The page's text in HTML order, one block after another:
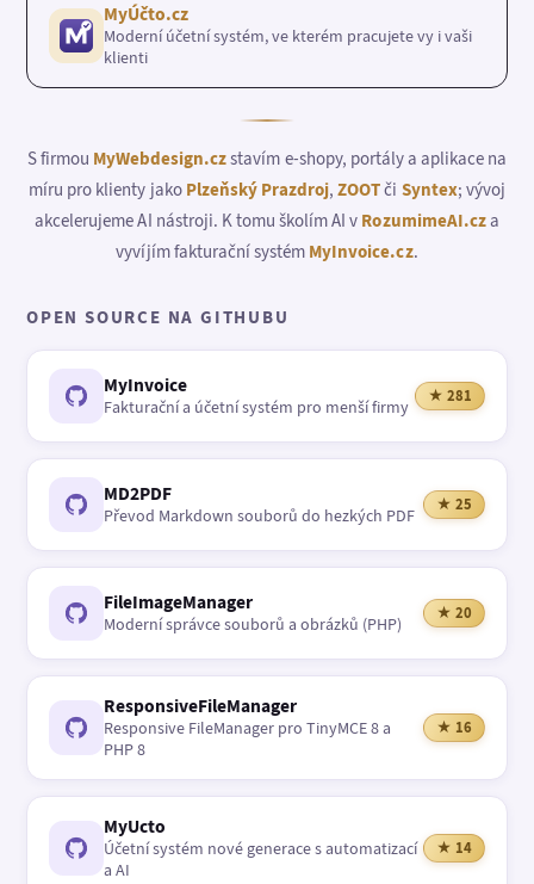
MyÚčto.cz
Moderní účetní systém, ve kterém pracujete vy i vaši
klienti
S firmou MyWebdesign.czstavím e-shopy, portály a aplikace na
míru pro klienty jako Plzeňský Prazdroj,ZOOTči Syntex; vývoj
akcelerujeme AI nástroji. K tomu školím AI v RozumimeAI.cza
vyvíjím fakturační systém MyInvoice.cz.
OPEN SOURCE NA GITHUBU
MyInvoice
Fakturační a účetní systém pro menší firmy
★ 281
MD2PDF
Převod Markdown souborů do hezkých PDF
★ 25
FileImageManager
Moderní správce souborů a obrázků (PHP)
★ 20
ResponsiveFileManager
Responsive FileManager pro TinyMCE 8 a
PHP 8
★ 16
MyUcto
Účetní systém nové generace s automatizací
a AI
★ 14